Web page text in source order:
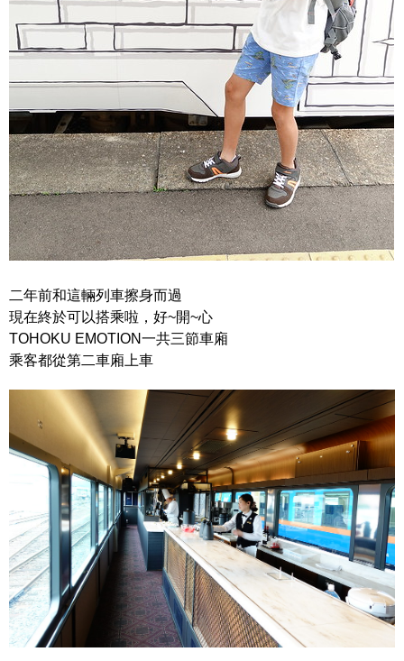
二年前和這輛列車擦身而過
現在終於可以搭乘啦，好~開~心
TOHOKU EMOTION一共三節車廂
乘客都從第二車廂上車